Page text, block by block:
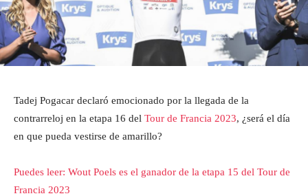
Tadej Pogacar declaró emocionado por la llegada de la
contrarreloj en la etapa 16 del Tour de Francia 2023, ¿será el día
en que pueda vestirse de amarillo?
Puedes leer: Wout Poels es el ganador de la etapa 15 del Tour de
Francia 2023